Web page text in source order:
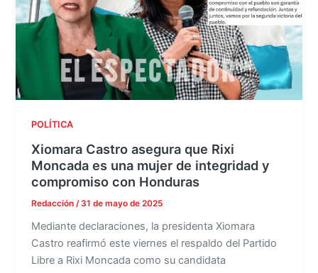
POLÍTICA
Xiomara Castro asegura que Rixi
Moncada es una mujer de integridad y
compromiso con Honduras
Redacción / 31 de mayo de 2025
Mediante declaraciones, la presidenta Xiomara
Castro reafirmó este viernes el respaldo del Partido
Libre a Rixi Moncada como su candidata